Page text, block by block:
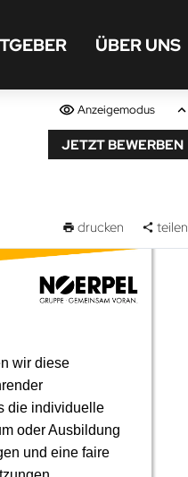
ÜBER UNS
Anzeigemodus
JETZT BEWERBEN
drucken teilen